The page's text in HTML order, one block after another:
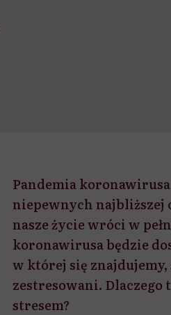
Pandemia
niepewnych najbliższej
nasze życie wróci w
koronawirusa będzie
w której się
zestresowani. Dlaczego
stresem?